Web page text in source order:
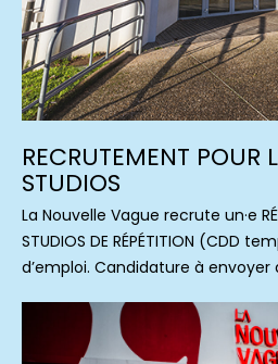
RECRUTEMENT POUR
STUDIOS
La Nouvelle Vague recrute un·e
STUDIOS DE RÉPÉTITION (CDD
d’emploi. Candidature à envoyer